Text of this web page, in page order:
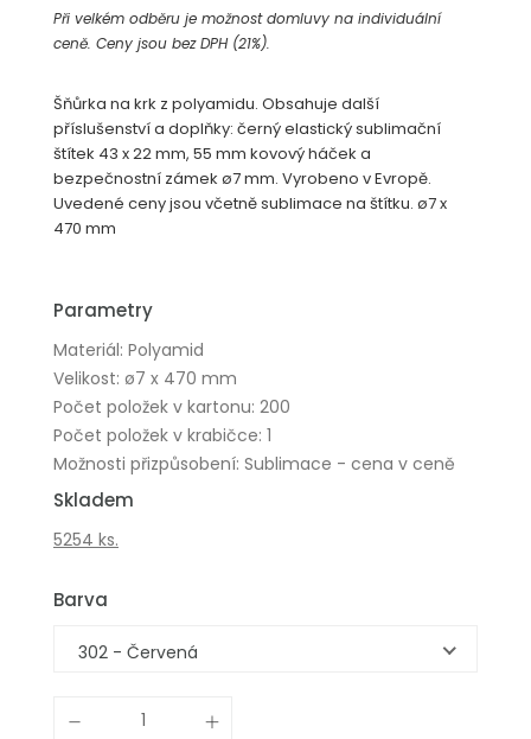
Při velkém odběru je možnost domluvy na individuální
ceně. Ceny jsou bez DPH (21%).
Šňůrka na krk z polyamidu. Obsahuje další
příslušenství a doplňky: černý elastický sublimační
štítek 43 x 22 mm, 55 mm kovový háček a
bezpečnostní zámek ø7 mm. Vyrobeno v Evropě.
Uvedené ceny jsou včetně sublimace na štítku. ø7 x
470 mm
Parametry
Materiál: Polyamid
Velikost: ø7 x 470 mm
Počet položek v kartonu: 200
Počet položek v krabičce: 1
Možnosti přizpůsobení: Sublimace - cena v ceně
Skladem
5254 ks.
Barva
302 - Červená